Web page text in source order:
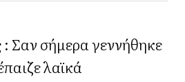
Σαν σήμερα γεννήθηκε
λαϊκά